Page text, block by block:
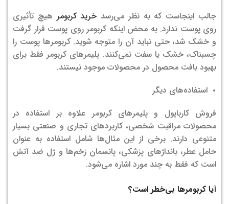
جالب اینجاست که به نظر می‌رسد خرید کربومر هیچ تأثیری
روی پوست ندارد. به محض اینکه کربومر روی پوست قرار گرفت
و خشک شد، حتی نباید آن را متوجه شوید. کربومرها پوست را
چسبناک، خشک یا سفت نمی‌کنند. پلیمرهای کربومر فقط برای
بهبود بافت محصول در محصولات موجود نیستند.
استفاده‌های دیگر
فروش کارباپول و پلیمرهای کربومر علاوه بر استفاده در
محصولات مراقبت شخصی، کاربردهای تجاری و صنعتی بسیار
متنوعی دارند. برخی از این مثال‌ها شامل استفاده به عنوان
حامل عطر، بانداژهای پزشکی، پانسمان زخم‌ها و ژل ضد آتش
است که فقط به چند مورد اشاره می‌شود.
آیا کربومرها بی‌خطر است؟